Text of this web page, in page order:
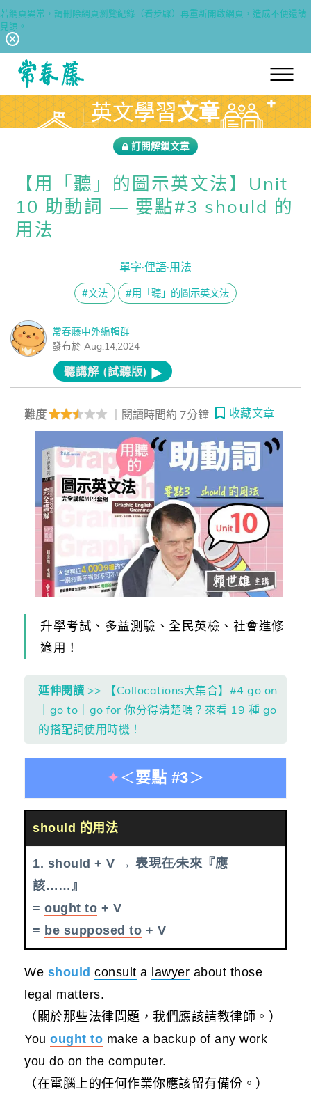
若網頁異常，請刪除網頁瀏覽紀錄（看步驟）再重新開啟網頁，造成不便還請
見諒。
回常春藤首頁 英文學習文章
訂閱解鎖文章
【用「聽」的圖示英文法】Unit
10 助動詞 — 要點#3 should 的
用法
單字·俚語·用法
#文法 #用「聽」的圖示英文法
常春藤中外編輯群
發布於 Aug.14,2024
聽講解 (試聽版)
難度 ｜閱讀時間約 7分鐘 收藏文章
升學考試、多益測驗、全民英檢、社會進修
適用！
延伸閱讀 >> 【Collocations大集合】#4 go on
｜go to｜go for 你分得清楚嗎？來看 19 種 go
的搭配詞使用時機！
✦ ＜要點 #3＞
should 的用法
1. should + V → 表現在∕未來『應
該……』
= ought to + V
= be supposed to + V
We should consult a lawyer about those
legal matters.
（關於那些法律問題，我們應該請教律師。）
You ought to make a backup of any work
you do on the computer.
（在電腦上的任何作業你應該留有備份。）